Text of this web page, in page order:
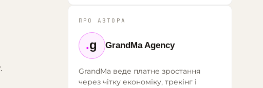
ПРО АВТОРА
.g GrandMa Agency
GrandMa веде платне зростання
через чітку економіку, трекінг і